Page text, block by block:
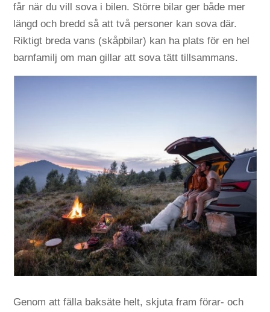
får när du vill sova i bilen. Större bilar ger både mer
längd och bredd så att två personer kan sova där.
Riktigt breda vans (skåpbilar) kan ha plats för en hel
barnfamilj om man gillar att sova tätt tillsammans.
Genom att fälla baksäte helt, skjuta fram förar- och